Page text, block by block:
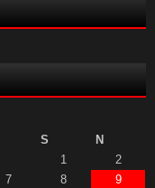
S
N
1
2
7 8
9